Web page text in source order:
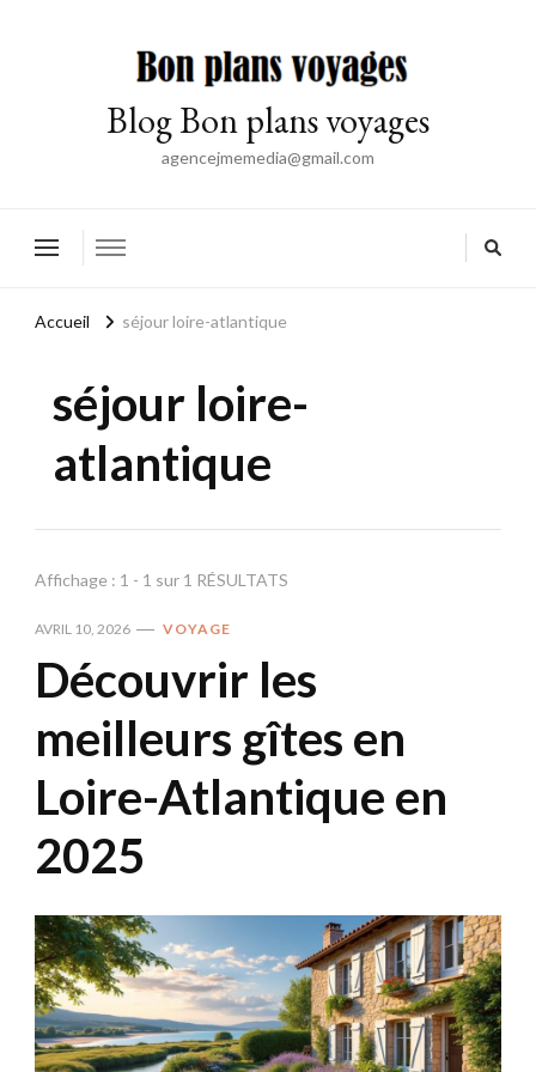
Blog Bon plans voyages
agencejmemedia@gmail.com
Accueil séjour loire-atlantique
séjour loire-
atlantique
Affichage : 1 - 1 sur 1 RÉSULTATS
AVRIL 10, 2026 VOYAGE
Découvrir les
meilleurs gîtes en
Loire-Atlantique en
2025